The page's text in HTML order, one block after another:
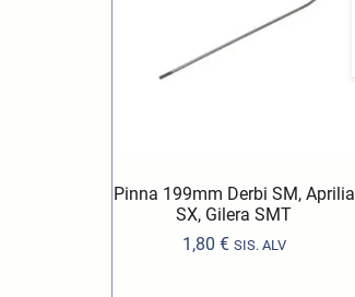
Pinna 199mm Derbi SM, Aprilia
SX, Gilera SMT
1,80 € SIS. ALV